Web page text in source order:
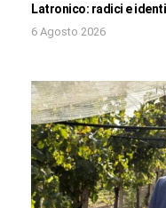
Latronico: radici e
6 Agosto 2026